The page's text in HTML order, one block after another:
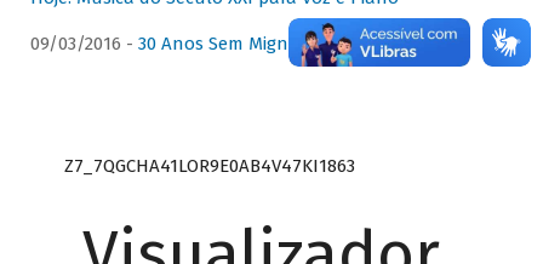
09/03/2016 - 30 Anos Sem Mignone
Z7_7QGCHA41LOR9E0AB4V47KI1863